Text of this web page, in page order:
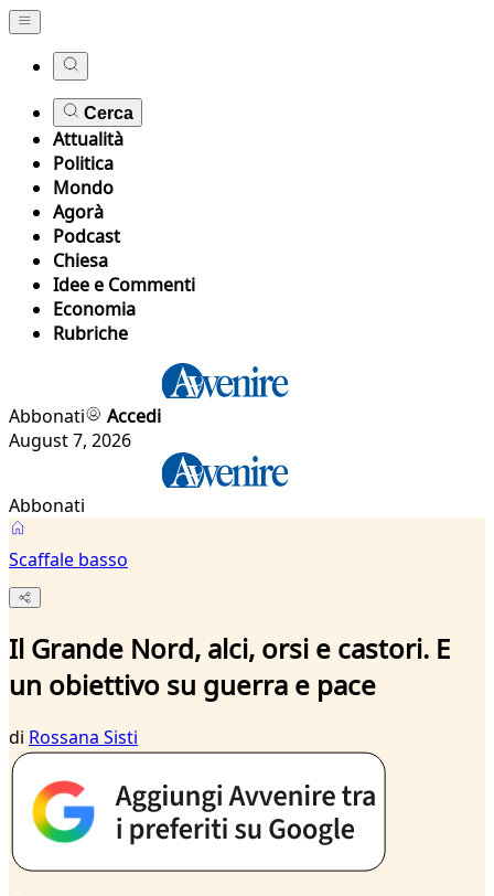
Cerca
Attualità
Politica
Mondo
Agorà
Podcast
Chiesa
Idee e Commenti
Economia
Rubriche
Abbonati
Accedi
August 7, 2026
Abbonati
Scaffale basso
Il Grande Nord, alci, orsi e castori. E
un obiettivo su guerra e pace
di Rossana Sisti